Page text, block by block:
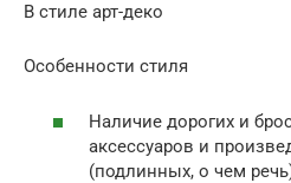
В стиле арт-деко
Особенности стиля
Наличие дорогих и
аксессуаров и
(подлинных, о чем